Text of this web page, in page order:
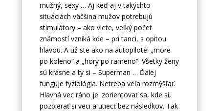
mužný, sexy … Aj keď aj v takýchto
situáciách väčšina mužov potrebujú
stimulátory – ako viete, veľký počet
známostí vzniká kde – pri tanci, s opitou
hlavou. A už ste ako na autopilote: „more
po koleno“ a „hory po rameno“. Všetky ženy
sú krásne a ty si – Superman … Ďalej
funguje fyziológia. Netreba veľa rozmýšľať.
Hlavná vec ráno je: zorientovať sa, kde si,
pozbierať si veci a utiecť bez následkov. Tak